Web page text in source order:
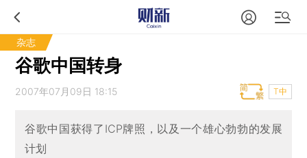
杂志
谷歌中国转身
2007年07月09日 18:15 T中
谷歌中国获得了ICP牌照，以及一个雄心勃勃的发展
计划